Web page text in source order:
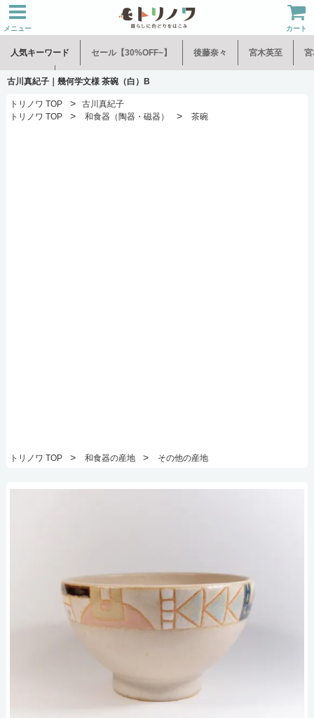
メニュー カート
人気キーワード セール【30%OFF~】 後藤奈々 宮木英至 宮
水谷和音 児玉修治
古川真紀子｜幾何学文様 茶碗（白）B
トリノワ TOP >
古川真紀子
トリノワ TOP
> 和食器（陶器・磁器） > 茶碗
トリノワ TOP > 和食器の産地 > その他の産地